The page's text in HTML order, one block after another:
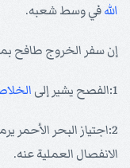
اللهفي وسط شعبه.
إن سفر الخروج طافح بما
1:الفصح يشير إلى
2:اجتياز البحر الأحمر
الانفصال العملية عنه.